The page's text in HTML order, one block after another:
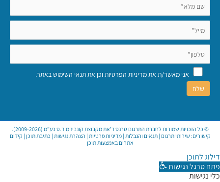
אני מאשר/ת אתמדיניות הפרטיותוכן אתתנאי השימוש באתר.
© כל הזכויות שמורות לחברת התרגום טרנס ד’את מקבוצת קונביז מ.ד.ס בע”מ (2009-2026).
קישורים: שירותי תרגום |תנאים והגבלות |מדיניות פרטיות | הצהרת נגישות | כתיבת תוכן | קידום
אתרים באמצעות תוכן
דילוג לתוכן
פתח סרגל נגישות
כלי נגישות